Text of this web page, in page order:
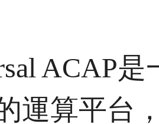
ACAP是
運算平台